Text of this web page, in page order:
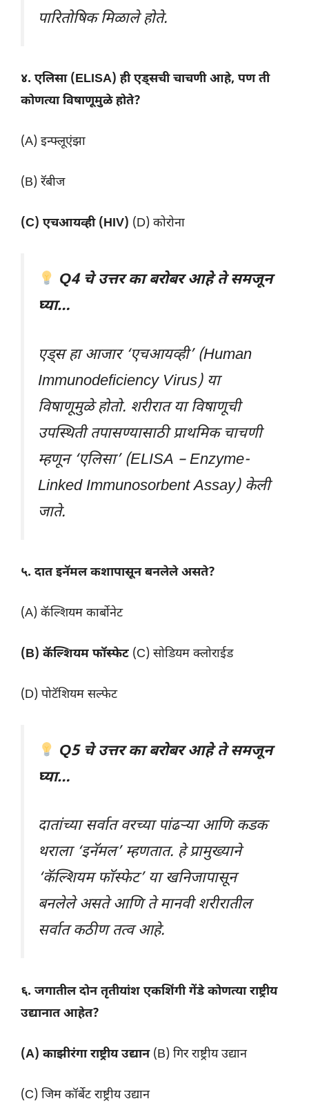
पारितोषिक मिळाले होते.
४. एलिसा (ELISA) ही एड्सची चाचणी आहे, पण ती
कोणत्या विषाणूमुळे होते?
(A) इन्फ्लूएंझा
(B) रॅबीज
(C) एचआयव्ही (HIV) (D) कोरोना
Q4 चे उत्तर का बरोबर आहे ते समजून
घ्या…
एड्स हा आजार ‘एचआयव्ही’ (Human
Immunodeficiency Virus) या
विषाणूमुळे होतो. शरीरात या विषाणूची
उपस्थिती तपासण्यासाठी प्राथमिक चाचणी
म्हणून ‘एलिसा’ (ELISA – Enzyme-
Linked Immunosorbent Assay) केली
जाते.
५. दात इनॅमल कशापासून बनलेले असते?
(A) कॅल्शियम कार्बोनेट
(B) कॅल्शियम फॉस्फेट (C) सोडियम क्लोराईड
(D) पोटॅशियम सल्फेट
Q5 चे उत्तर का बरोबर आहे ते समजून
घ्या…
दातांच्या सर्वात वरच्या पांढऱ्या आणि कडक
थराला ‘इनॅमल’ म्हणतात. हे प्रामुख्याने
‘कॅल्शियम फॉस्फेट’ या खनिजापासून
बनलेले असते आणि ते मानवी शरीरातील
सर्वात कठीण तत्व आहे.
६. जगातील दोन तृतीयांश एकशिंगी गेंडे कोणत्या राष्ट्रीय
उद्यानात आहेत?
(A) काझीरंगा राष्ट्रीय उद्यान(B) गिर राष्ट्रीय उद्यान
(C) जिम कॉर्बेट राष्ट्रीय उद्यान